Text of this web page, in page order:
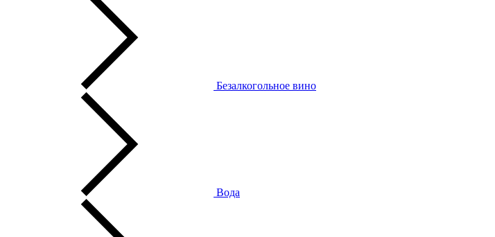
Безалкогольное вино
Вода